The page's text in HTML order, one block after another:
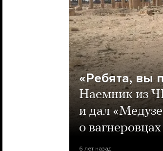
«Ребята, вы
Наемник из
и дал
о
6 лет назад